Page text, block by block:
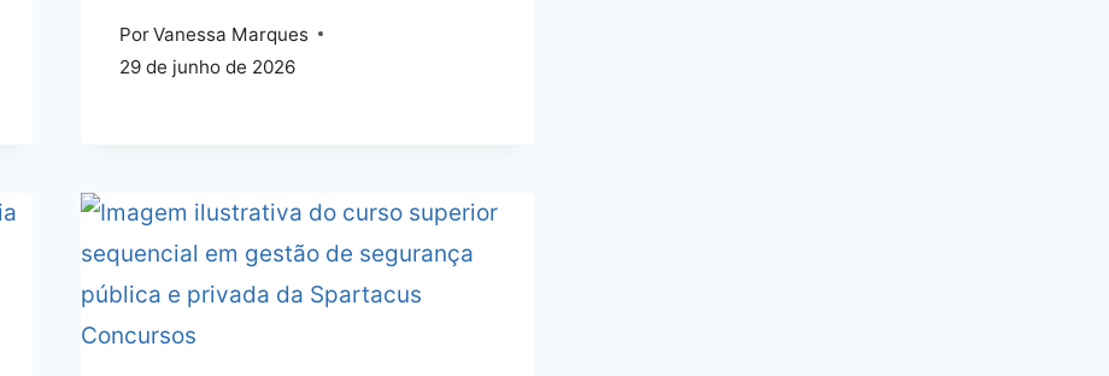
PorVanessa Marques
29 de junho de 2026